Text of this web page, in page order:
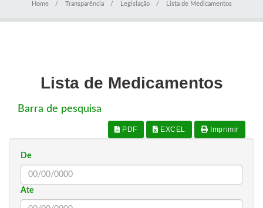
Home Transparência Legislação Lista de Medicamentos
Lista de Medicamentos
Barra de pesquisa
PDF EXCEL Imprimir
De
Ate